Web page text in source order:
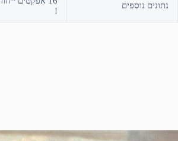
נתונים נוספים
!